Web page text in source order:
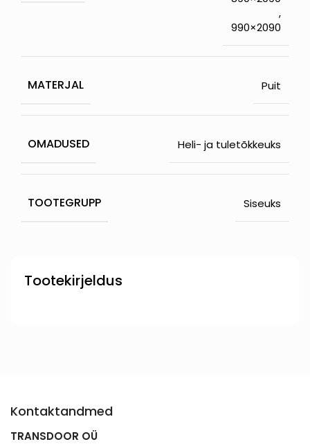
Tootekirjeldus
,
990×2090
MATERJAL Puit
OMADUSED Heli- ja tuletõkkeuks
TOOTEGRUPP Siseuks
Kontaktandmed
TRANSDOOR OÜ